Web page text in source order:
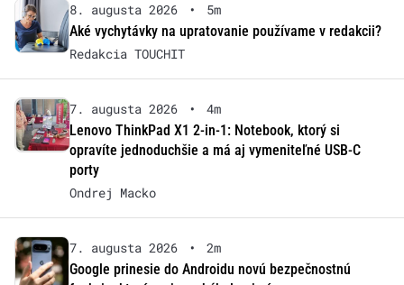
8. augusta 2026 •
5m
Aké vychytávky na upratovanie používame v redakcii?
Redakcia TOUCHIT
7. augusta 2026 •
4m
Lenovo ThinkPad X1 2-in-1: Notebook, ktorý si
opravíte jednoduchšie a má aj vymeniteľné USB-C
porty
Ondrej Macko
7. augusta 2026 •
2m
Google prinesie do Androidu novú bezpečnostnú